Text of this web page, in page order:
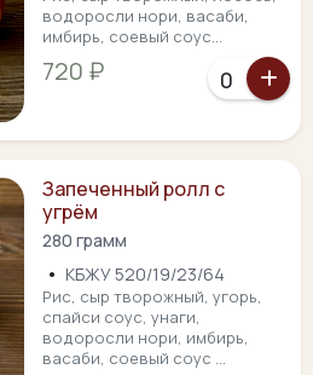
водоросли нори, васаби,
имбирь, соевый соус...
720 ₽
Запеченный ролл с
угрём
280 грамм
• КБЖУ 520/19/23/64
Рис, сыр творожный, угорь,
спайси соус, унаги,
водоросли нори, имбирь,
васаби, соевый соус ...